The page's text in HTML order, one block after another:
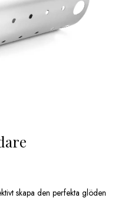
skapa den perfekta glöden